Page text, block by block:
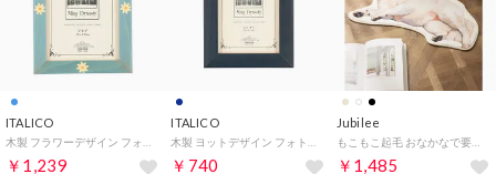
ITALICO
￥1,239
ITALICO
￥740
Jubilee
もこもこ起毛 おなかなで要求 犬デザイン マット （その他1）
￥1,485